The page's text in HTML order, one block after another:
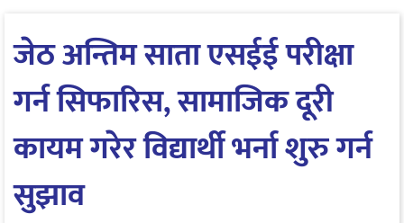
जेठ अन्तिम साता एसईई परीक्षा
गर्न सिफारिस, सामाजिक दूरी
कायम गरेर विद्यार्थी भर्ना शुरु गर्न
सुझाव